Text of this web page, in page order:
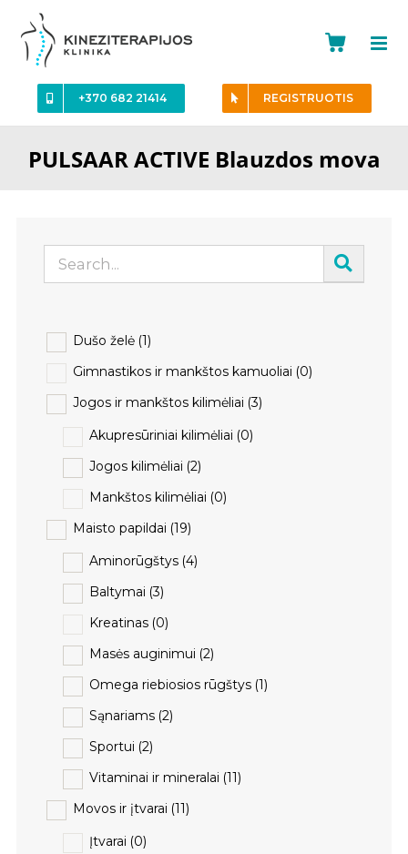
content
+370 682 21414 REGISTRUOTIS
PULSAAR ACTIVE Blauzdos mova
Dušo želė (1)
Gimnastikos ir mankštos kamuoliai (0)
Jogos ir mankštos kilimėliai (3)
Akupresūriniai kilimėliai (0)
Jogos kilimėliai (2)
Mankštos kilimėliai (0)
Maisto papildai (19)
Aminorūgštys (4)
Baltymai (3)
Kreatinas (0)
Masės auginimui (2)
Omega riebiosios rūgštys (1)
Sąnariams (2)
Sportui (2)
Vitaminai ir mineralai (11)
Movos ir įtvarai (11)
Įtvarai (0)